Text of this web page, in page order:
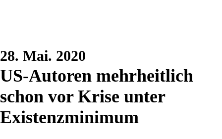
28. Mai. 2020
US-Autoren mehrheitlich
schon vor Krise unter
Existenzminimum